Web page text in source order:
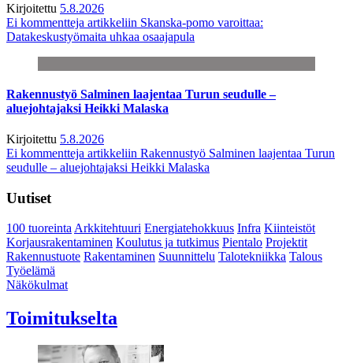
Kirjoitettu 5.8.2026
Ei kommentteja artikkeliin Skanska-pomo varoittaa:
Datakeskustyömaita uhkaa osaajapula
Rakennustyö Salminen laajentaa Turun seudulle –
aluejohtajaksi Heikki Malaska
Kirjoitettu 5.8.2026
Ei kommentteja artikkeliin Rakennustyö Salminen laajentaa Turun
seudulle – aluejohtajaksi Heikki Malaska
Uutiset
100 tuoreintaArkkitehtuuri Energiatehokkuus Infra Kiinteistöt
Korjausrakentaminen Koulutus ja tutkimus Pientalo Projektit
Rakennustuote Rakentaminen Suunnittelu Talotekniikka Talous
Työelämä
Näkökulmat
Toimitukselta